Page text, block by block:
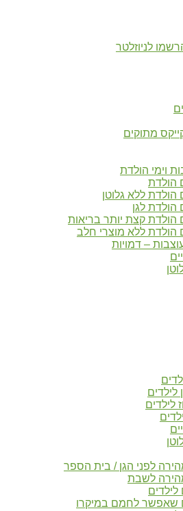
לניוזלטר
מתוקים
וימי הולדת
הולדת
הולדת ללא גלוטן
הולדת לגן
הולדת קצת יותר בריאות
הולדת ללא מוצרי חלב
– דמויות
לילדים
לילדים
לפני הגן / בית הספר
לשבת
שאפשר לחמם במיקרו